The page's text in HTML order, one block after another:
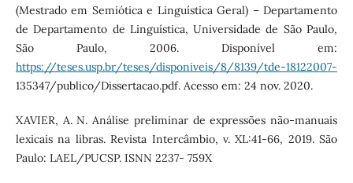
(Mestrado em Semiótica e Linguística Geral) – Departamento
de Departamento de Linguística, Universidade de São Paulo,
São Paulo, 2006. Disponível em:
https://teses.usp.br/teses/disponiveis/8/8139/tde-18122007-
135347/publico/Dissertacao.pdf. Acesso em: 24 nov. 2020.
XAVIER, A. N. Análise preliminar de expressões não-manuais
lexicais na libras. Revista Intercâmbio, v. XL:41-66, 2019. São
Paulo: LAEL/PUCSP. ISNN 2237- 759X